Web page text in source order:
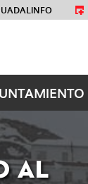
AL